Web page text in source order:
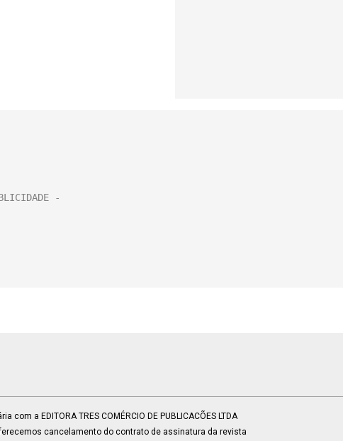
a EDITORA TRES COMÉRCIO DE PUBLICACÕES LTDA
cancelamento do contrato de assinatura da revista